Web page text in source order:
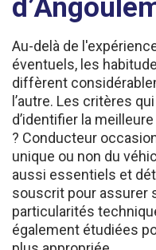
Au-delà de
éventuels, les
diffèrent
l’autre. Les critères
d’identifier la
? Conducteur
unique ou non du
aussi essentiels et
souscrit pour assurer
particularités
également étudiées
plus appropriée.